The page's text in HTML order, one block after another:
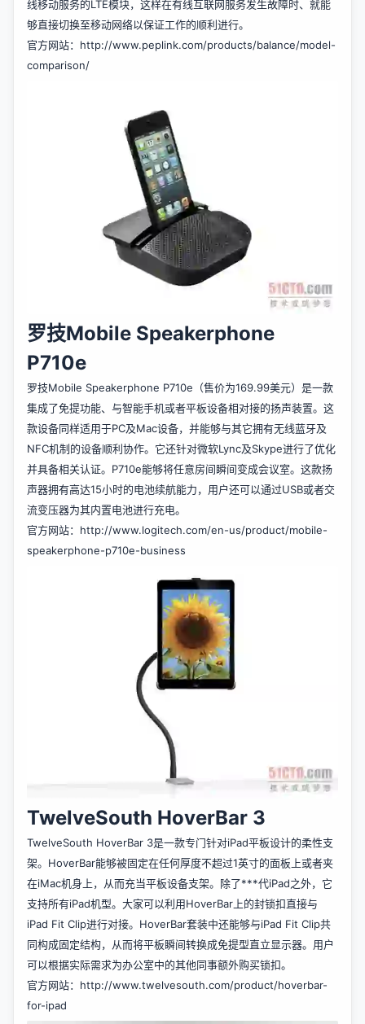
线移动服务的LTE模块，这样在有线互联网服务发生故障时、就能
够直接切换至移动网络以保证工作的顺利进行。
官方网站： http://www.peplink.com/products/balance/model-
comparison/
罗技Mobile Speakerphone
P710e
罗技Mobile Speakerphone P710e（售价为169.99美元）是一款
集成了免提功能、与智能手机或者平板设备相对接的扬声装置。这
款设备同样适用于PC及Mac设备，并能够与其它拥有无线蓝牙及
NFC机制的设备顺利协作。它还针对微软Lync及Skype进行了优化
并具备相关认证。P710e能够将任意房间瞬间变成会议室。这款扬
声器拥有高达15小时的电池续航能力，用户还可以通过USB或者交
流变压器为其内置电池进行充电。
官方网站： http://www.logitech.com/en-us/product/mobile-
speakerphone-p710e-business
TwelveSouth HoverBar 3
TwelveSouth HoverBar 3是一款专门针对iPad平板设计的柔性支
架。HoverBar能够被固定在任何厚度不超过1英寸的面板上或者夹
在iMac机身上，从而充当平板设备支架。除了***代iPad之外，它
支持所有iPad机型。大家可以利用HoverBar上的封锁扣直接与
iPad Fit Clip进行对接。HoverBar套装中还能够与iPad Fit Clip共
同构成固定结构，从而将平板瞬间转换成免提型直立显示器。用户
可以根据实际需求为办公室中的其他同事额外购买锁扣。
官方网站： http://www.twelvesouth.com/product/hoverbar-
for-ipad